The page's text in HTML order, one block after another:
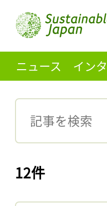
ニュース イン
12件